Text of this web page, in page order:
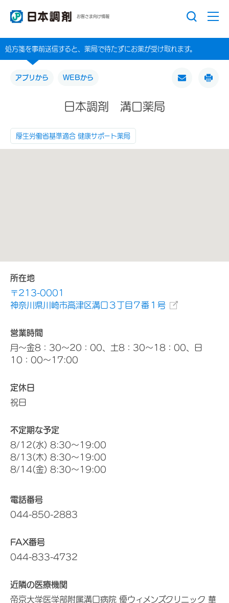
お客さま向け情報
処方箋を事前送信すると、薬局で待たずにお薬が受け取れます。
アプリから WEBから
日本調剤 溝口薬局
厚生労働省基準適合 健康サポート薬局
所在地
〒213-0001
神奈川県川崎市高津区溝口３丁目７番１号
営業時間
月～金8：30～20：00、土8：30～18：00、日
10：00～17:00
定休日
祝日
不定期な予定
8/12(水) 8:30～19:00
8/13(木) 8:30～19:00
8/14(金) 8:30～19:00
電話番号
044-850-2883
FAX番号
044-833-4732
近隣の医療機関
帝京大学医学部附属溝口病院 優ウィメンズクリニック 華